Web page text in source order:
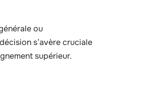
ou
s’avère cruciale
supérieur.